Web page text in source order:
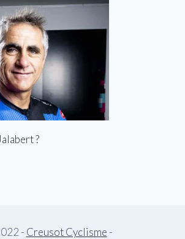
?
- Creusot Cyclisme -